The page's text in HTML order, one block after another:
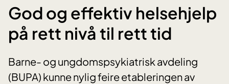
God og effektiv helsehjelp
på rett nivå til rett tid
Barne- og ungdomspsykiatrisk avdeling
(BUPA) kunne nylig feire etableringen av